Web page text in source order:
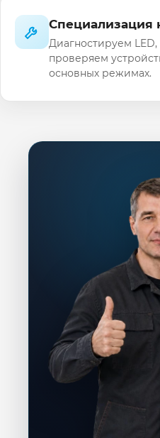
Специализация
Диагностируем LED,
проверяем
основных режимах.